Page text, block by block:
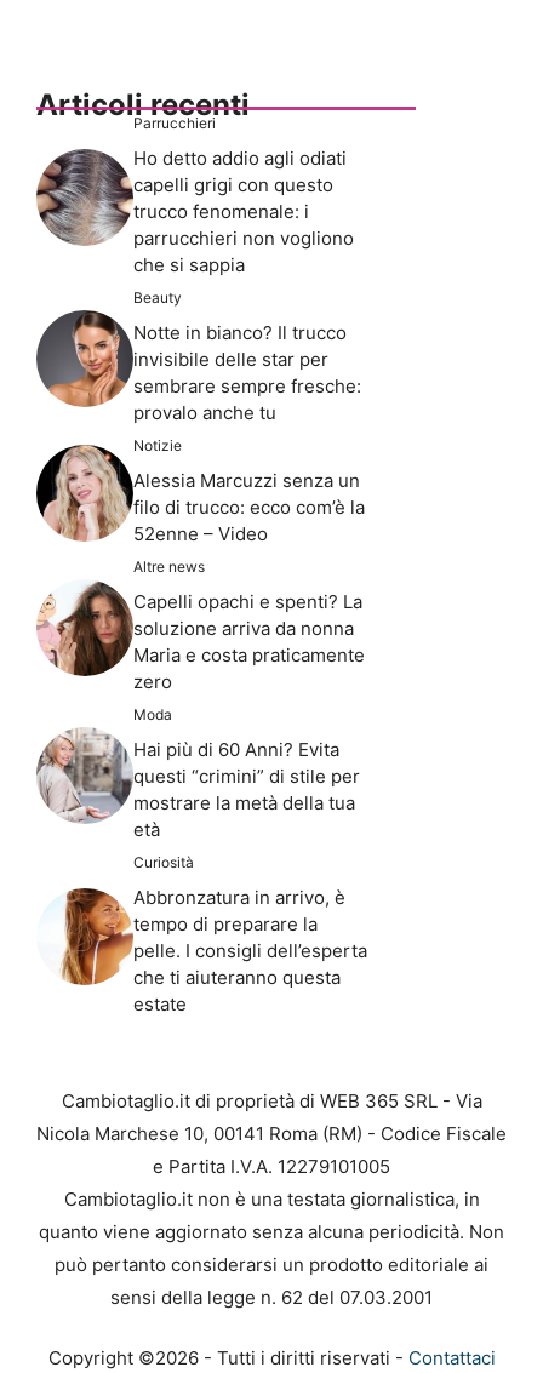
Articoli recenti
Parrucchieri
Ho detto addio agli odiati
capelli grigi con questo
trucco fenomenale: i
parrucchieri non vogliono
che si sappia
Beauty
Notte in bianco? Il trucco
invisibile delle star per
sembrare sempre fresche:
provalo anche tu
Notizie
Alessia Marcuzzi senza un
filo di trucco: ecco com’è la
52enne – Video
Altre news
Capelli opachi e spenti? La
soluzione arriva da nonna
Maria e costa praticamente
zero
Moda
Hai più di 60 Anni? Evita
questi “crimini” di stile per
mostrare la metà della tua
età
Curiosità
Abbronzatura in arrivo, è
tempo di preparare la
pelle. I consigli dell’esperta
che ti aiuteranno questa
estate
Cambiotaglio.it di proprietà di WEB 365 SRL - Via
Nicola Marchese 10, 00141 Roma (RM) - Codice Fiscale
e Partita I.V.A. 12279101005
Cambiotaglio.it non è una testata giornalistica, in
quanto viene aggiornato senza alcuna periodicità. Non
può pertanto considerarsi un prodotto editoriale ai
sensi della legge n. 62 del 07.03.2001
Copyright ©2026 - Tutti i diritti riservati - Contattaci